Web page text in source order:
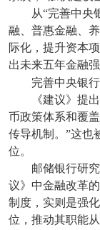
从“完善中央
融、普惠金融、
际化，提升资本
出未来五年金融
完善中央银
《建议》提
币政策体系和覆
传导机制。”这也
位。
邮储银行研
议》中金融改革
制度，实则是强
位，推动其职能